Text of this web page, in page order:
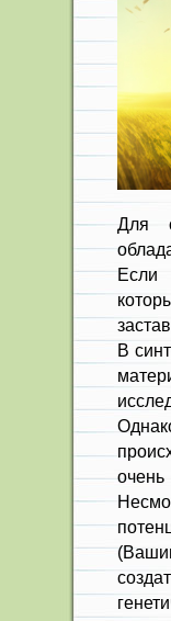
Для
Если
В